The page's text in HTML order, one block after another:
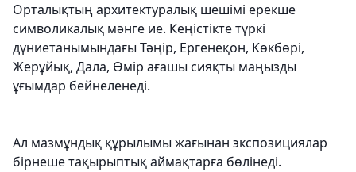
Орталықтың архитектуралық шешімі ерекше
символикалық мәнге ие. Кеңістікте түркі
дүниетанымындағы Тәңір, Ергенеқон, Көкбөрі,
Жерұйық, Дала, Өмір ағашы сияқты маңызды
ұғымдар бейнеленеді.
Ал мазмұндық құрылымы жағынан экспозициялар
бірнеше тақырыптық аймақтарға бөлінеді.